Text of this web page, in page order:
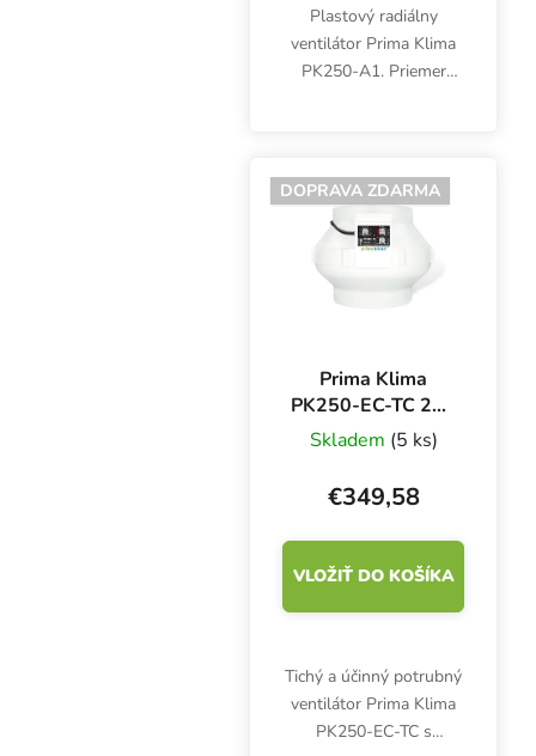
Plastový radiálny
ventilátor Prima Klima
PK250-A1. Priemer
Jednoduchý kanálový
ventilátor bez regulácie.
DOPRAVA ZDARMA
Prima Klima
PK250-EC-TC 250
mm - 1450 m3/h,
ventilátor s EC
motorom a
reguláciou teploty
Skladem (5 ks)
€349,58
VLOŽIŤ DO KOŠÍKA
Tichý a účinný potrubný
ventilátor Prima Klima
PK250-EC-TC s